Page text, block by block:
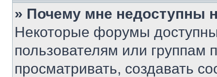
» Почему мне недоступны
Некоторые форумы
пользователям или группам
просматривать, создавать